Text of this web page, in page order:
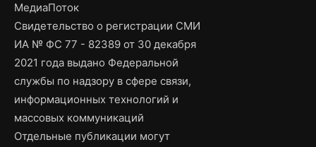
МедиаПоток
Свидетельство о регистрации СМИ
ИА № ФС 77 - 82389 от 30 декабря
2021 года выдано Федеральной
службы по надзору в сфере связи,
информационных технологий и
массовых коммуникаций
Отдельные публикации могут